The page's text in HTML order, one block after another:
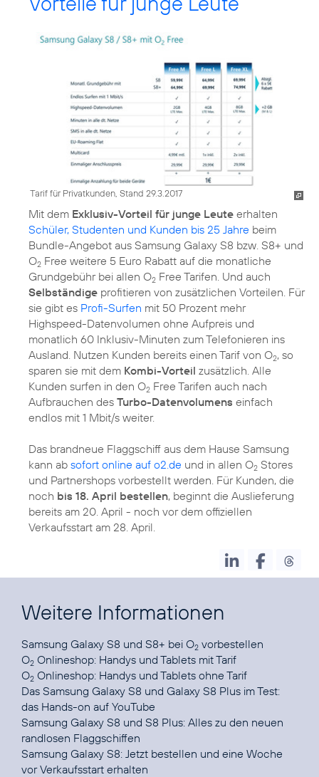
Tarif für Privatkunden, Stand 29.3.2017
Mit dem Exklusiv-Vorteil für junge Leute erhalten
Schüler, Studenten und Kunden bis 25 Jahre beim
Bundle-Angebot aus Samsung Galaxy S8 bzw. S8+ und
O2 Free weitere 5 Euro Rabatt auf die monatliche
Grundgebühr bei allen O2 Free Tarifen. Und auch
Selbständige profitieren von zusätzlichen Vorteilen. Für
sie gibt es Profi-Surfen mit 50 Prozent mehr
Highspeed-Datenvolumen ohne Aufpreis und
monatlich 60 Inklusiv-Minuten zum Telefonieren ins
Ausland. Nutzen Kunden bereits einen Tarif von O2, so
sparen sie mit dem Kombi-Vorteil zusätzlich. Alle
Kunden surfen in den O2 Free Tarifen auch nach
Aufbrauchen des Turbo-Datenvolumens einfach
endlos mit 1 Mbit/s weiter.
Das brandneue Flaggschiff aus dem Hause Samsung
kann ab sofort online auf o2.de und in allen O2 Stores
und Partnershops vorbestellt werden. Für Kunden, die
noch bis 18. April bestellen, beginnt die Auslieferung
bereits am 20. April - noch vor dem offiziellen
Verkaufsstart am 28. April.
Weitere Informationen
Samsung Galaxy S8 und S8+ bei O2 vorbestellen
O2 Onlineshop: Handys und Tablets mit Tarif
O2 Onlineshop: Handys und Tablets ohne Tarif
Das Samsung Galaxy S8 und Galaxy S8 Plus im Test:
das Hands-on auf YouTube
Samsung Galaxy S8 und S8 Plus: Alles zu den neuen
randlosen Flaggschiffen
Samsung Galaxy S8: Jetzt bestellen und eine Woche
vor Verkaufsstart erhalten